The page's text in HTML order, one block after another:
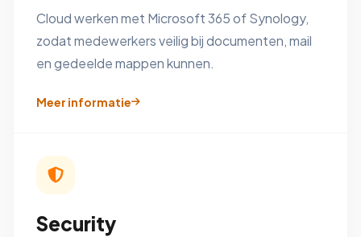
Cloud werken met Microsoft 365 of Synology,
zodat medewerkers veilig bij documenten, mail
en gedeelde mappen kunnen.
Meer informatie
Security